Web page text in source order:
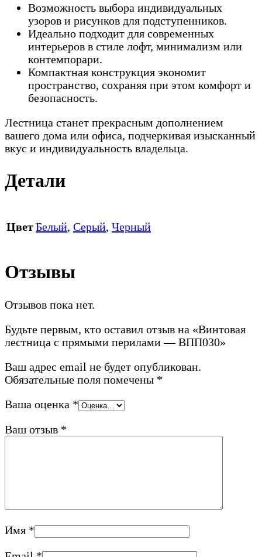
Возможность выбора индивидуальных
узоров и рисунков для подступенников.
Идеально подходит для современных
интерьеров в стиле лофт, минимализм или
контемпорари.
Компактная конструкция экономит
пространство, сохраняя при этом комфорт и
безопасность.
Лестница станет прекрасным дополнением
вашего дома или офиса, подчеркивая изысканный
вкус и индивидуальность владельца.
Детали
ЦветБелый, Серый, Черный
Отзывы
Отзывов пока нет.
Будьте первым, кто оставил отзыв на «Винтовая
лестница с прямыми перилами — ВПП030»
Ваш адрес email не будет опубликован.
Обязательные поля помечены *
Ваша оценка *
Ваш отзыв *
Имя *